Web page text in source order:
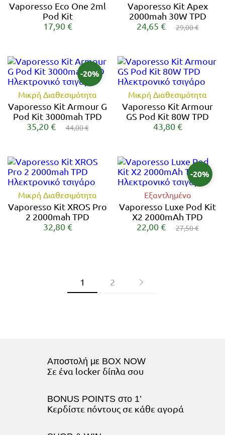
Vaporesso Eco One 2ml
Pod Kit
17,90 €
Vaporesso Kit Apex
2000mah 30W TPD
24,65 €
29,00 €
-20%
Μικρή Διαθεσιμότητα
Vaporesso Kit Armour G
Pod Kit 3000mah TPD
35,20 €
44,00 €
Μικρή Διαθεσιμότητα
Vaporesso Kit Armour
GS Pod Kit 80W TPD
43,80 €
Μικρή Διαθεσιμότητα
Vaporesso Kit XROS Pro
2 2000mah TPD
32,80 €
-20%
Εξαντλημένο
Vaporesso Luxe Pod Kit
X2 2000mAh TPD
22,00 €
27,50 €
1 2
Αποστολή με BOX NOW
Σε ένα locker δίπλα σου
BONUS POINTS στο 1’
Κερδίστε πόντους σε κάθε αγορά